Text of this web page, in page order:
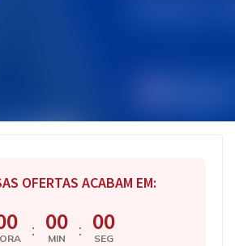
OFERTAS ACABAM EM:
: 00
MIN : 00
SEG